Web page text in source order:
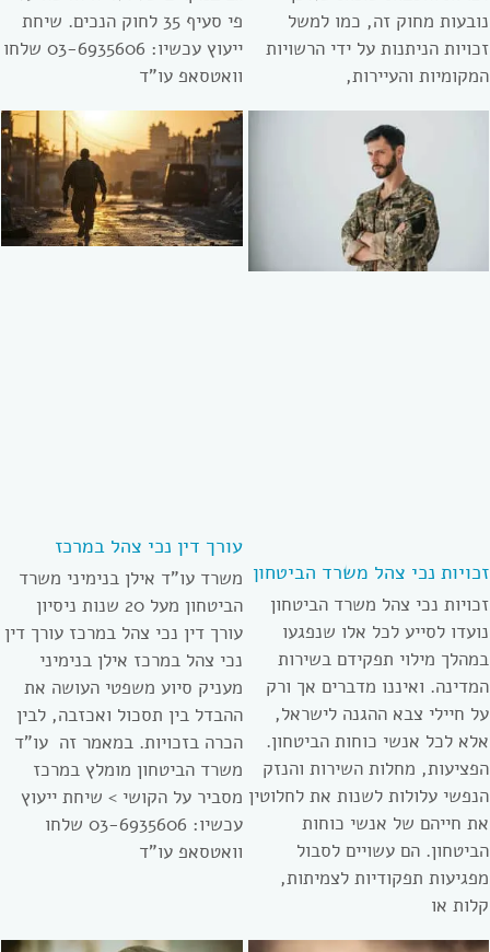
נובעות מחוק זה, כמו למשל
זכויות הניתנות על ידי הרשויות
המקומיות והעיירות,
פי סעיף 35 לחוק הנכים. שיחת
ייעוץ עכשיו: 03-6935606 שלחו
וואטסאפ עו”ד
זכויות נכי צהל משרד הביטחון
זכויות נכי צהל משרד הביטחון
נועדו לסייע לכל אלו שנפגעו
במהלך מילוי תפקידם בשירות
המדינה. ואיננו מדברים אך ורק
על חיילי צבא ההגנה לישראל,
אלא לכל אנשי כוחות הביטחון.
הפציעות, מחלות השירות והנזק
הנפשי עלולות לשנות את לחלוטין
את חייהם של אנשי כוחות
הביטחון. הם עשויים לסבול
מפגיעות תפקודיות לצמיתות,
קלות או
עורך דין נכי צהל במרכז
משרד עו”ד אילן בנימיני משרד
הביטחון מעל 20 שנות ניסיון
עורך דין נכי צהל במרכז עורך דין
נכי צהל במרכז אילן בנימיני
מעניק סיוע משפטי העושה את
ההבדל בין תסכול ואכזבה, לבין
הכרה בזכויות. במאמר זה עו”ד
משרד הביטחון מומלץ במרכז
מסביר על הקושי > שיחת ייעוץ
עכשיו: 03-6935606 שלחו
וואטסאפ עו”ד